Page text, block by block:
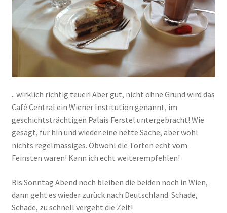
.. wirklich richtig teuer! Aber gut, nicht ohne Grund wird das
Café Central ein Wiener Institution genannt, im
geschichtsträchtigen Palais Ferstel untergebracht! Wie
gesagt, für hin und wieder eine nette Sache, aber wohl
nichts regelmässiges. Obwohl die Torten echt vom
Feinsten waren! Kann ich echt weiterempfehlen!
Bis Sonntag Abend noch bleiben die beiden noch in Wien,
dann geht es wieder zurück nach Deutschland. Schade,
Schade, zu schnell vergeht die Zeit!